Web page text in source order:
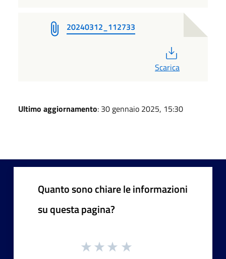
20240312_112733
Scarica
Ultimo aggiornamento: 30 gennaio 2025, 15:30
Quanto sono chiare le informazioni
su questa pagina?